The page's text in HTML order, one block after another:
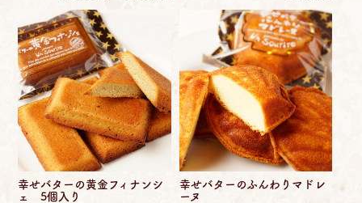
幸せバターの黄金フィナンシ
ェ 5個入り
幸せバターのふんわりマドレ
ーヌ